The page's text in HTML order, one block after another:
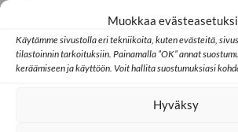
Muokkaa
Käytämme sivustolla eri tekniikoita, kuten evästeitä,
tilastoinnin tarkoituksiin. Painamalla ”OK” annat
keräämiseen ja käyttöön. Voit hallita suostumuksiasi
Hyväksy